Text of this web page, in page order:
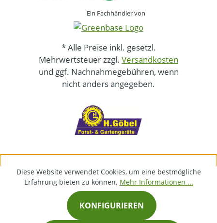
Ein Fachhändler von
* Alle Preise inkl. gesetzl.
Mehrwertsteuer zzgl. Versandkosten
und ggf. Nachnahmegebühren, wenn
nicht anders angegeben.
Diese Website verwendet Cookies, um eine bestmögliche
Erfahrung bieten zu können. Mehr Informationen ...
KONFIGURIEREN